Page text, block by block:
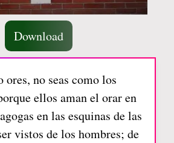
Download
ores, no seas como los
ellos aman el orar en
en las esquinas de las
vistos de los hombres; de